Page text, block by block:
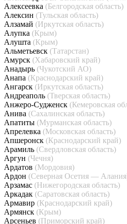
Алексеевка (Белгородская область)
Алексин (Тульская область)
Алзамай (Иркутская область)
Алупка (Крым)
Алушта (Крым)
Альметьевск (Татарстан)
Амурск (Хабаровский край)
Анадырь (Чукотский АО)
Анапа (Краснодарский край)
Ангарск (Иркутская область)
Андреаполь (Тверская область)
Анжеро-Судженск (Кемеровская
Анива (Сахалинская область)
Апатиты (Мурманская область)
Апрелевка (Московская область)
Апшеронск (Краснодарский край)
Арамиль (Свердловская область)
Аргун (Чечня)
Ардатов (Мордовия)
Ардон (Северная Осетия —
Арзамас (Нижегородская область)
Аркадак (Саратовская область)
Армавир (Краснодарский край)
Армянск (Крым)
Арсеньев (Приморский край)